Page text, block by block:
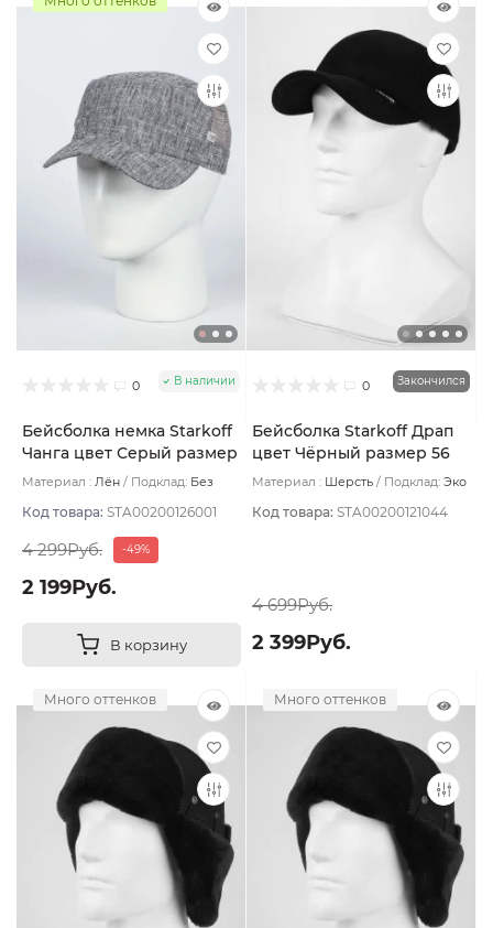
0 В наличии
Бейсболка немка Starkoff
Чанга цвет Серый размер
57
Материал : Лён Подклад: Без
Код товара: STA00200126001
4 299Руб. -49%
2 199Руб.
В корзину
0 Закончился
Бейсболка Starkoff Драп
цвет Чёрный размер 56
Материал : Шерсть Подклад: Эко
Код товара: STA00200121044
4 699Руб.
2 399Руб.
Много оттенков Много оттенков